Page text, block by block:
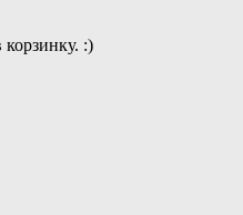
:)